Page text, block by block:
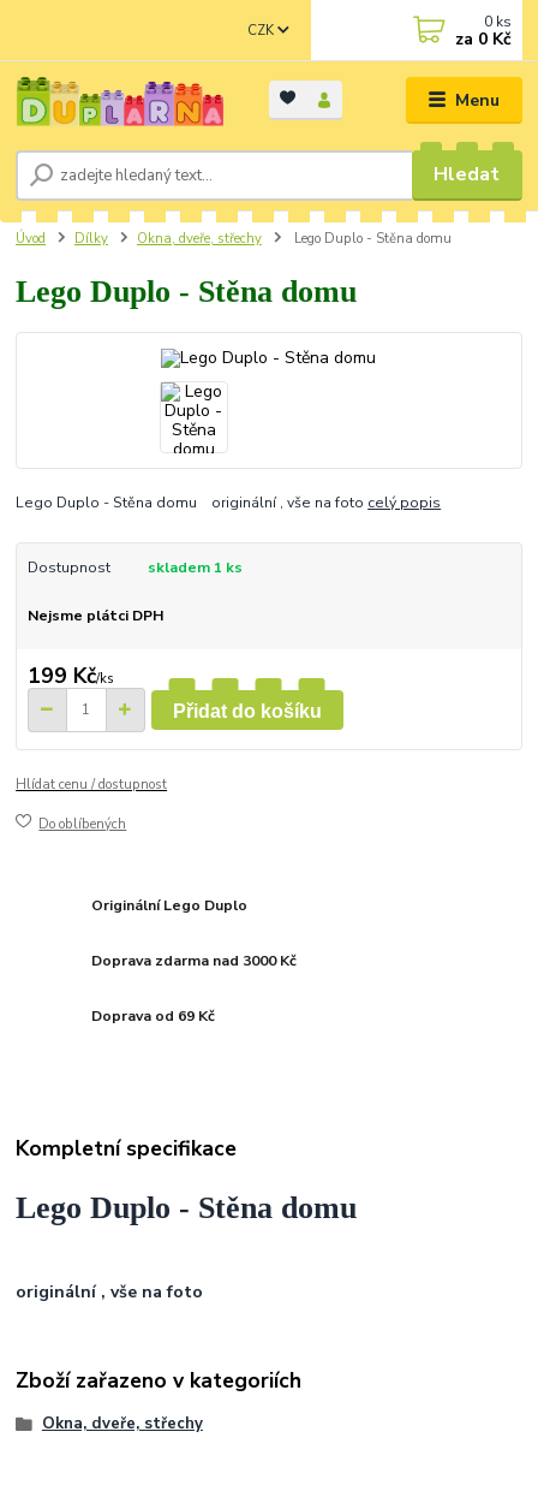
Menu
CZK
Hledat
0 ks
za 0 Kč
Úvod Dílky Okna, dveře, střechy Lego Duplo - Stěna domu
Lego Duplo - Stěna domu
Lego Duplo - Stěna domu originální , vše na foto celý popis
Dostupnost skladem 1 ks
Nejsme plátci DPH
199 Kč/ks
Přidat do košíku
Hlídat cenu / dostupnost
Do oblíbených
Originální Lego Duplo
Doprava zdarma nad 3000 Kč
Doprava od 69 Kč
Kompletní specifikace
Lego Duplo - Stěna domu
originální , vše na foto
Zboží zařazeno v kategoriích
Okna, dveře, střechy